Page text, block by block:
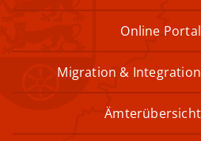
Online Portal
Migration & Integration
Ämterübersicht